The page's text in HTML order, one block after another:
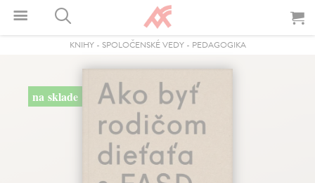
KNIHY- SPOLOČENSKÉ VEDY- PEDAGOGIKA
na sklade